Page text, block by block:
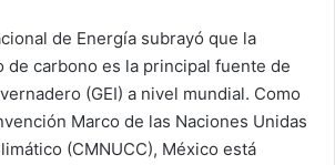
de Energía subrayó que la
de carbono es la principal fuente de
(GEI) a nivel mundial. Como
Marco de las Naciones Unidas
(CMNUCC), México está